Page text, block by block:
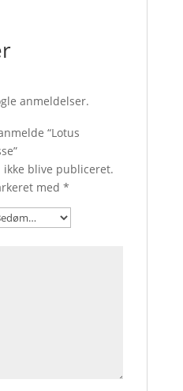
anmeldelser.
“Lotus
blive publiceret.
med *